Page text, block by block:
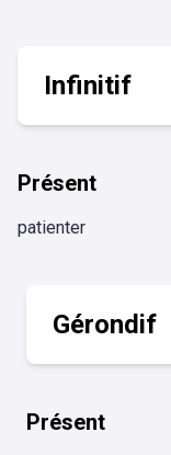
Infinitif
Présent
patienter
Gérondif
Présent